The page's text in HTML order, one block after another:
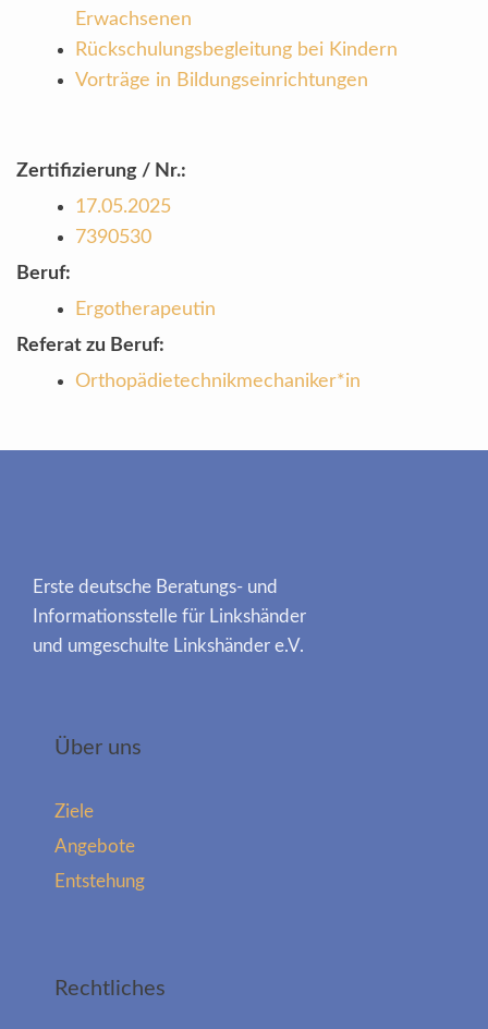
Erwachsenen
Rückschulungsbegleitung bei Kindern
Vorträge in Bildungseinrichtungen
Zertifizierung / Nr.:
17.05.2025
7390530
Beruf:
Ergotherapeutin
Referat zu Beruf:
Orthopädietechnikmechaniker*in
Erste deutsche Beratungs- und
Informationsstelle für Linkshänder
und umgeschulte Linkshänder e.V.
Über uns
Ziele
Angebote
Entstehung
Rechtliches